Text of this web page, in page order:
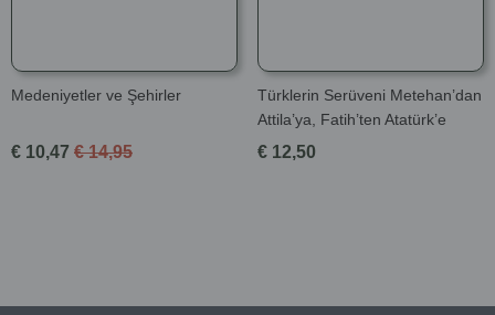
Medeniyetler ve Şehirler
€ 10,47 € 14,95
Türklerin Serüveni Metehan’dan
Attila’ya, Fatih’ten Atatürk’e
€ 12,50